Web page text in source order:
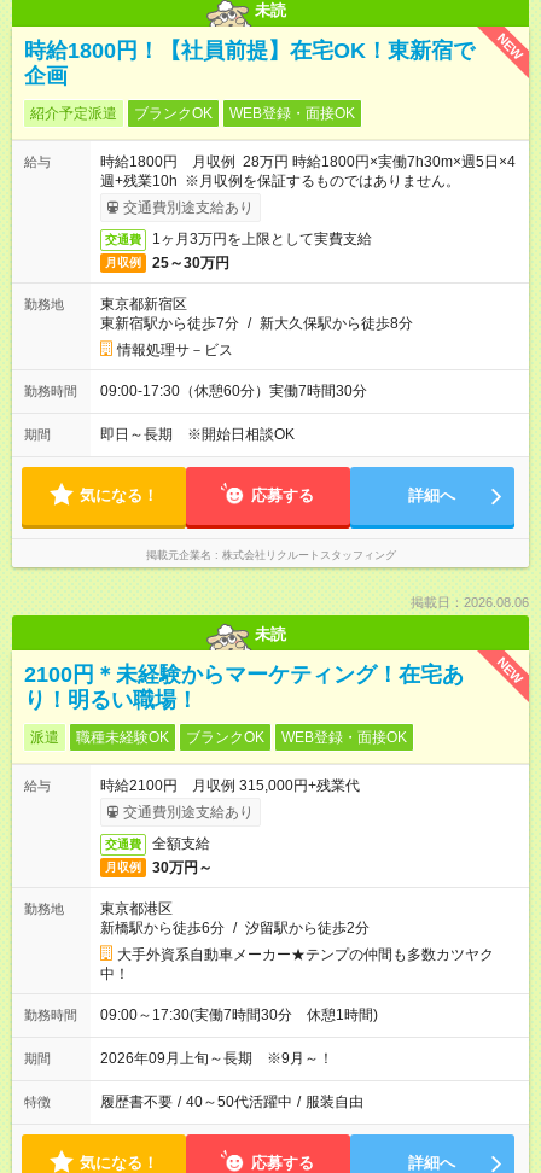
未読
NEW
時給1800円！【社員前提】在宅OK！東新宿で
企画
紹介予定派遣 ブランクOK WEB登録・面接OK
給与
時給1800円 月収例 28万円 時給1800円×実働7h30m×週5日×4
週+残業10h ※月収例を保証するものではありません。
交通費別途支給あり
交通費 1ヶ月3万円を上限として実費支給
月収例 25～30万円
勤務地
東京都新宿区
東新宿駅から徒歩7分 / 新大久保駅から徒歩8分
情報処理サ－ビス
勤務時間 09:00-17:30（休憩60分）実働7時間30分
期間 即日～長期 ※開始日相談OK
気になる！ 応募する 詳細へ
掲載元企業名 株式会社リクルートスタッフィング
掲載日：2026.08.06
未読
NEW
2100円＊未経験からマーケティング！在宅あ
り！明るい職場！
派遣 職種未経験OK ブランクOK WEB登録・面接OK
給与
時給2100円 月収例 315,000円+残業代
交通費別途支給あり
交通費 全額支給
月収例 30万円～
勤務地
東京都港区
新橋駅から徒歩6分 / 汐留駅から徒歩2分
大手外資系自動車メーカー★テンプの仲間も多数カツヤク
中！
勤務時間 09:00～17:30(実働7時間30分 休憩1時間)
期間 2026年09月上旬～長期 ※9月～！
特徴 履歴書不要 / 40～50代活躍中 / 服装自由
気になる！ 応募する 詳細へ